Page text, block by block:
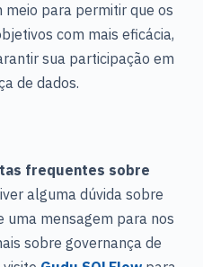
para permitir que os
com mais eficácia,
sua participação em
de dados.
frequentes sobre
alguma dúvida sobre
uma mensagem para nos
sobre governança de